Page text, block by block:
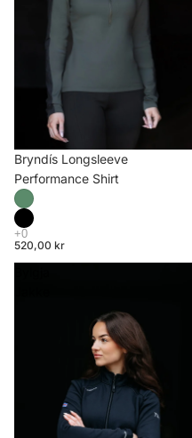
Bryndís Longsleeve
Performance Shirt
520,00 kr